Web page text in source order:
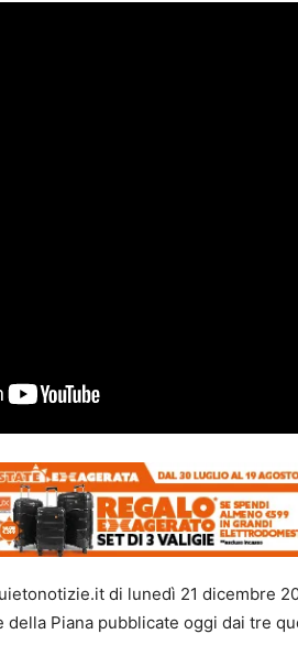
di lunedì 21 dicembre
Piana pubblicate oggi dai tre